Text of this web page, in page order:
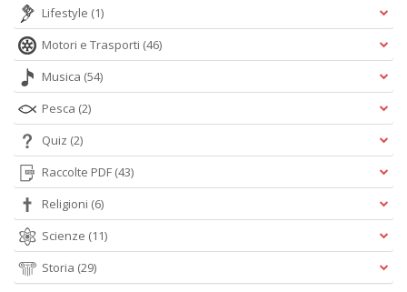
Lifestyle (1)
Motori e Trasporti (46)
Musica (54)
Pesca (2)
Quiz (2)
Raccolte PDF (43)
Religioni (6)
Scienze (11)
Storia (29)